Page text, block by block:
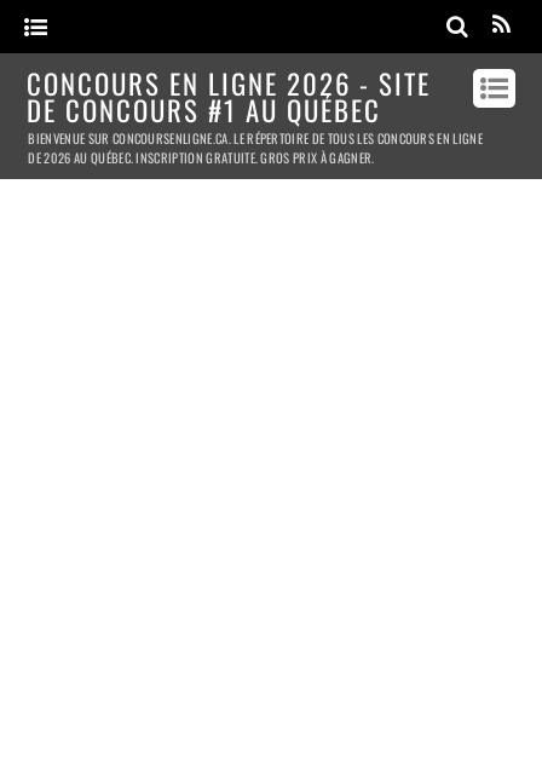
CONCOURS EN LIGNE 2026 - SITE
DE CONCOURS #1 AU QUÉBEC
BIENVENUE SUR CONCOURSENLIGNE.CA. LE RÉPERTOIRE DE TOUS LES CONCOURS EN LIGNE
DE 2026 AU QUÉBEC. INSCRIPTION GRATUITE. GROS PRIX À GAGNER.